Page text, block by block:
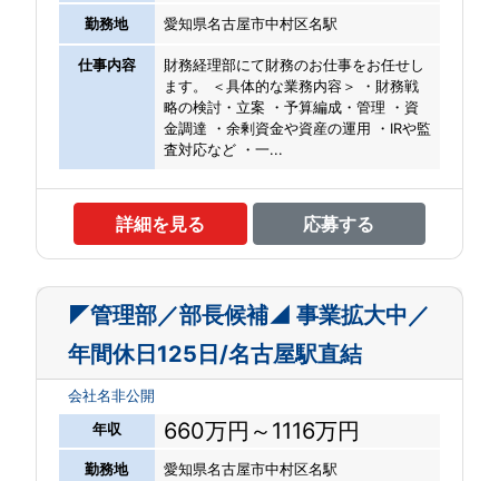
勤務地 愛知県名古屋市中村区名駅
仕事内容
財務経理部にて財務のお仕事をお任せし
ます。 ＜具体的な業務内容＞ ・財務戦
略の検討・立案 ・予算編成・管理 ・資
金調達 ・余剰資金や資産の運用 ・IRや監
査対応など ・一...
詳細を見る 応募する
◤管理部／部長候補◢ 事業拡大中／
年間休日125日/名古屋駅直結
会社名非公開
年収
660万円～1116万円
勤務地 愛知県名古屋市中村区名駅